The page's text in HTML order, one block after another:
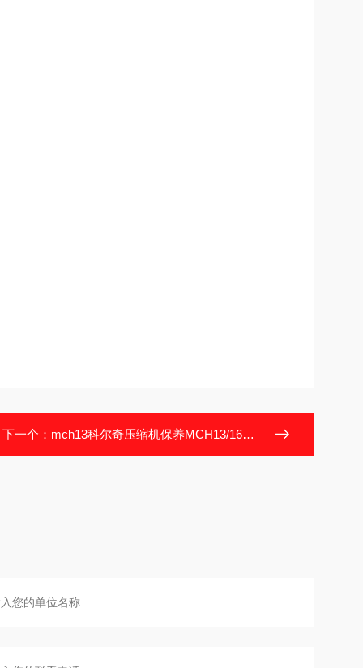
下一个： mch13科尔奇压缩机保养MCH13/16原装配件耗材